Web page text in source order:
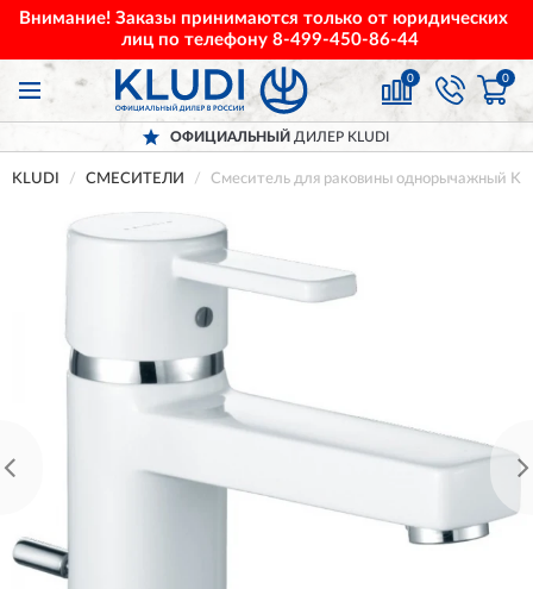
Внимание! Заказы принимаются только от юридических
лиц по телефону 8-499-450-86-44
0 0
ОФИЦИАЛЬНЫЙ ДИЛЕР KLUDI
KLUDI СМЕСИТЕЛИ Смеситель для раковины однорычажный